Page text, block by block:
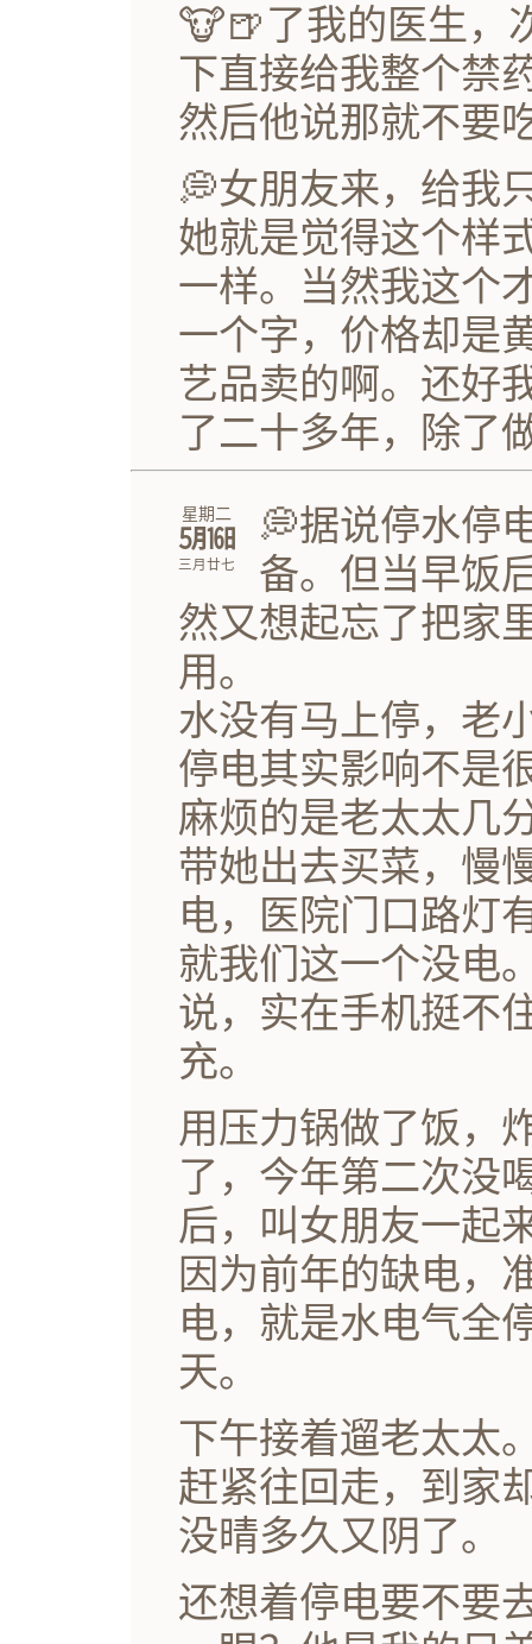
🐮🍺了我的医生，
下直接给我整个禁
然后他说那就不要
💭女朋友来，给我
她就是觉得这个样
一样。当然我这个
一个字，价格却是
艺品卖的啊。还好
了二十多年，除了
星期二
㋄㏯
三月廿七
💭据说停水停
备。但当早饭
然又想起忘了把家
用。
水没有马上停，老
停电其实影响不是
麻烦的是老太太几
带她出去买菜，慢
电，医院门口路灯
就我们这一个没电
说，实在手机挺不
充。
用压力锅做了饭，
了，今年第二次没
后，叫女朋友一起
因为前年的缺电，
电，就是水电气全
天。
下午接着遛老太太
赶紧往回走，到家
没晴多久又阴了。
还想着停电要不要